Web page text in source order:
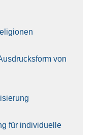
von
für indi­vi­du­el­le